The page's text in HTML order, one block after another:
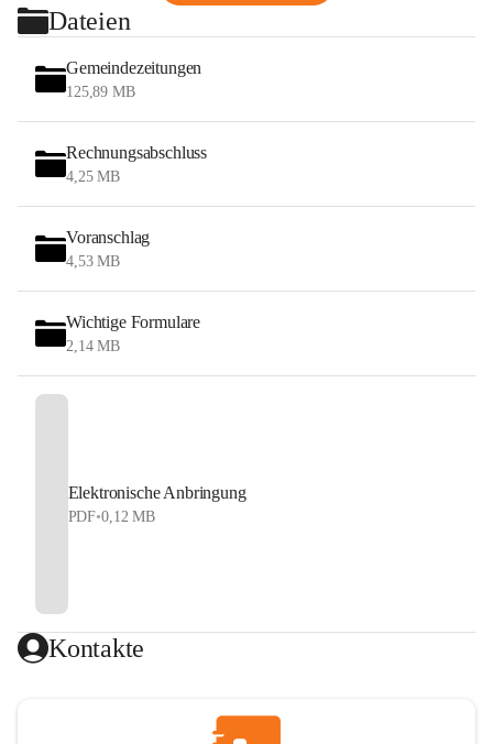
Dateien
Gemeindezeitungen
125,89 MB
Rechnungsabschluss
4,25 MB
Voranschlag
4,53 MB
Wichtige Formulare
2,14 MB
Elektronische Anbringung
PDF•0,12 MB
Kontakte